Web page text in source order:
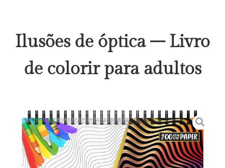
Ilusões de óptica – Livro
de colorir para adultos